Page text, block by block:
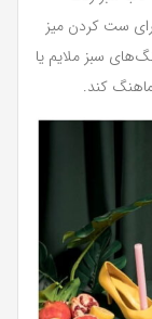
ست کردن میز
سبز ملایم یا
کند.